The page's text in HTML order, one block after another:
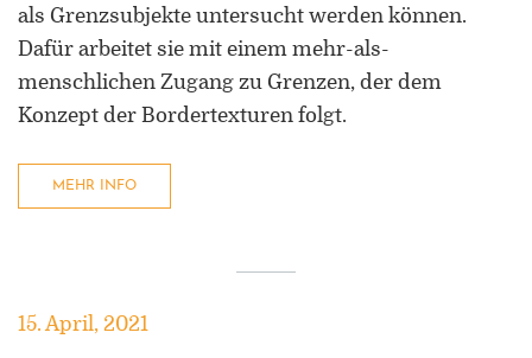
als Grenzsubjekte untersucht werden können.
Dafür arbeitet sie mit einem mehr-als-
menschlichen Zugang zu Grenzen, der dem
Konzept der Bordertexturen folgt.
MEHR INFO
15. April, 2021